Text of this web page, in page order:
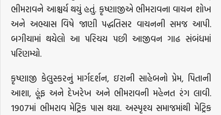
ભીમરાવને આશ્ચર્ય થયું હતું. કૃષ્ણાજીએ ભીમરાવના વાચન શોખ
અને અભ્યાસ વિષે જાણી પદ્ધતિસર વાચનની સમજ આપી.
બગીચામાં થયેલો આ પરિચય પછી આજીવન ગાઢ સંબંધમાં
પરિણમ્યો.
કૃષ્ણાજી કેલુસ્કરનું માર્ગદર્શન, ઇરાની સાહેબનો પ્રેમ, પિતાની
આશા, હૂંફ અને દેખરેખ અને ભીમરાવની મહેનત રંગ લાવી.
1907માં ભીમરાવ મેટ્રિક પાસ થયા. અસ્પૃશ્ય સમાજમાંથી મેટ્રિક